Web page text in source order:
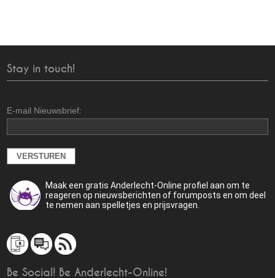
Stay in touch!
E-mail Nieuwsbrief:
Maak een gratis Anderlecht-Online profiel aan om te
reageren op nieuwsberichten of forumposts en om deel
te nemen aan spelletjes en prijsvragen.
Be Social! Be Anderlecht-Online!